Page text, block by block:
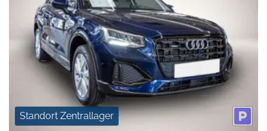
Standort Zentrallager